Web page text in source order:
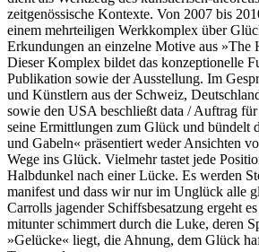
zeitgenössische Kontexte. Von 2007 bis
einem mehrteiligen Werkkomplex über
Erkundungen an einzelne Motive aus »The
Dieser Komplex bildet das konzeptionelle
Publikation sowie der Ausstellung. Im
und Künstlern aus der Schweiz,
sowie den USA beschließt data / Auftrag
seine Ermittlungen zum Glück und bündelt
und Gabeln« präsentiert weder Ansichten
Wege ins Glück. Vielmehr tastet jede
Halbdunkel nach einer Lücke. Es werden
manifest und dass wir nur im Unglück alle
Carrolls jagender Schiffsbesatzung ergeht
mitunter schimmert durch die Luke, deren
»Gelücke« liegt, die Ahnung, dem Glück